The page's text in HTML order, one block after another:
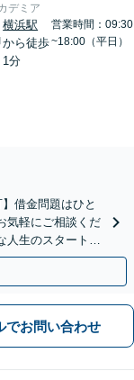
デミア
横浜駅
から徒歩
1分
営業時間：09:30
~18:00（平日）
借金問題はひと
気軽にご相談くだ
人生のスタートを
ト」
でお問い合わせ